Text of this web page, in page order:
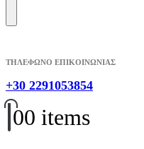
ΤΗΛΕΦΩΝΟ ΕΠΙΚΟΙΝΩΝΙΑΣ
+30 2291053854
00 items